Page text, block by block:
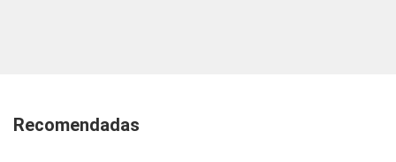
Recomendadas